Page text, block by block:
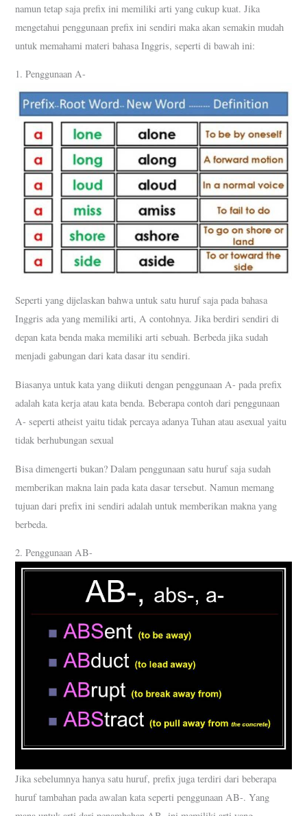
namun tetap saja prefix ini memiliki arti yang cukup kuat. Jika
mengetahui penggunaan prefix ini sendiri maka akan semakin mudah
untuk memahami materi bahasa Inggris, seperti di bawah ini:
1. Penggunaan A-
Seperti yang dijelaskan bahwa untuk satu huruf saja pada bahasa
Inggris ada yang memiliki arti, A contohnya. Jika berdiri sendiri di
depan kata benda maka memiliki arti sebuah. Berbeda jika sudah
menjadi gabungan dari kata dasar itu sendiri.
Biasanya untuk kata yang diikuti dengan penggunaan A- pada prefix
adalah kata kerja atau kata benda. Beberapa contoh dari penggunaan
A- seperti atheist yaitu tidak percaya adanya Tuhan atau asexual yaitu
tidak berhubungan sexual
Bisa dimengerti bukan? Dalam penggunaan satu huruf saja sudah
memberikan makna lain pada kata dasar tersebut. Namun memang
tujuan dari prefix ini sendiri adalah untuk memberikan makna yang
berbeda.
2. Penggunaan AB-
Jika sebelumnya hanya satu huruf, prefix juga terdiri dari beberapa
huruf tambahan pada awalan kata seperti penggunaan AB-. Yang